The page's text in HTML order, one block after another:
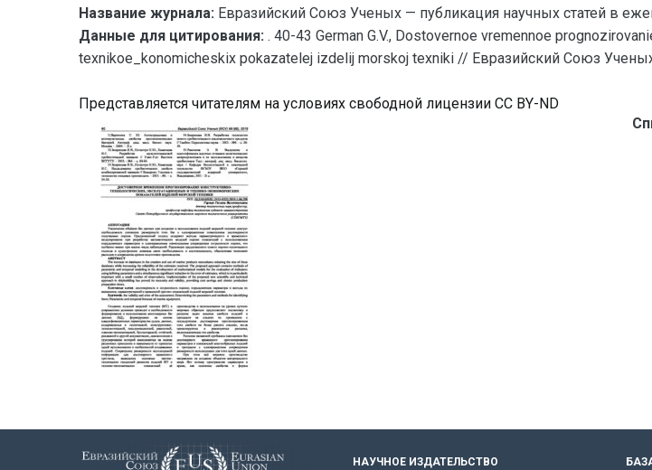
Название журнала: Евразийский Союз Ученых — публикация научных статей в
Данные для цитирования: . 40-43 German G.V., Dostovernoe vremennoe
texnikoe_konomicheskix pokazatelej izdelij morskoj texniki // Евразийский Союз
Представляется читателям на условиях свободной лицензии CC BY-ND
НАУЧНОЕ ИЗДАТЕЛЬСТВО